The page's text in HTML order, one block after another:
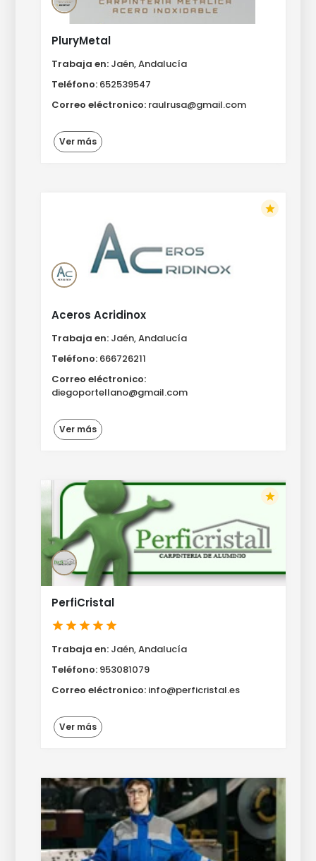
PluryMetal
Trabaja en: Jaén, Andalucía
Teléfono: 652539547
Correo eléctronico: raulrusa@gmail.com
Ver más
Aceros Acridinox
Trabaja en: Jaén, Andalucía
Teléfono: 666726211
Correo eléctronico:
diegoportellano@gmail.com
Ver más
star
PerfiCristal
star star star star star
Trabaja en: Jaén, Andalucía
Teléfono: 953081079
Correo eléctronico: info@perficristal.es
Ver más
star